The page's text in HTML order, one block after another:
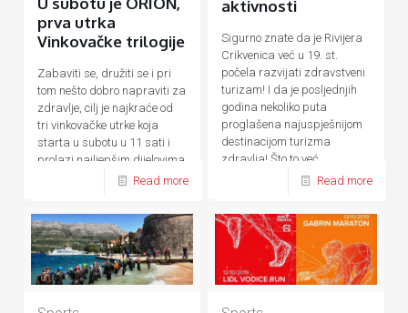
prva utrka
Vinkovačke trilogije
Zabaviti se, družiti se i pri
tom nešto dobro napraviti za
zdravlje, cilj je najkraće od
tri vinkovačke utrke koja
starta u subotu u 11 sati i
prolazi najljepšim dijelovima
Read more
aktivnosti
Sigurno znate da je Rivijera
Crikvenica već u 19. st.
počela razvijati zdravstveni
turizam! I da je posljednjih
godina nekoliko puta
proglašena najuspješnijom
destinacijom turizma
zdravlja! Što to već
[…] Read more